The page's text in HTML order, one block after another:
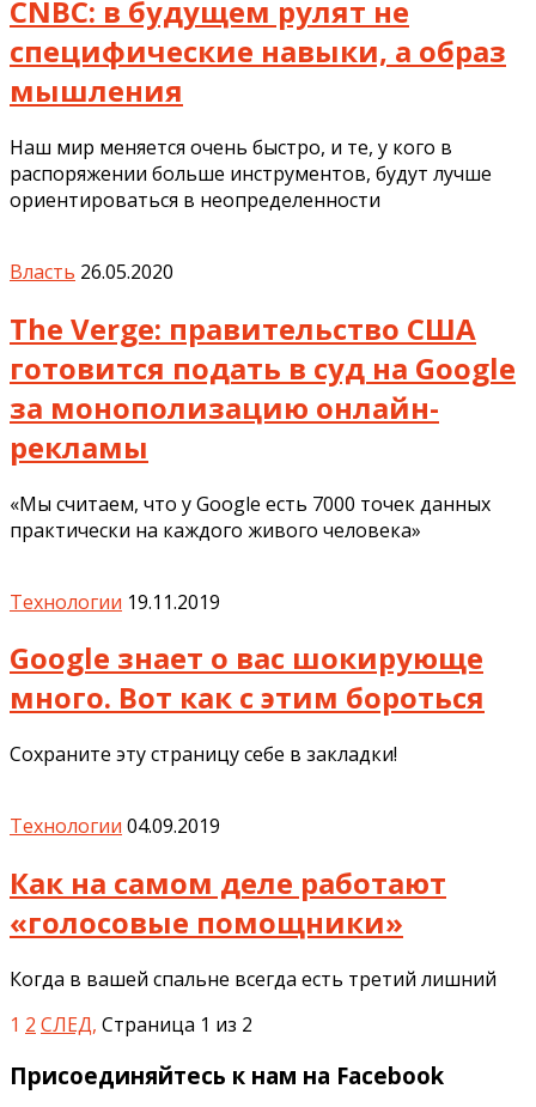
CNBC: в будущем рулят не
специфические навыки, а образ
мышления
Наш мир меняется очень быстро, и те, у кого в
распоряжении больше инструментов, будут лучше
ориентироваться в неопределенности
Власть 26.05.2020
The Verge: правительство США
готовится подать в суд на Google
за монополизацию онлайн-
рекламы
«Мы считаем, что у Google есть 7000 точек данных
практически на каждого живого человека»
Технологии 19.11.2019
Google знает о вас шокирующе
много. Вот как с этим бороться
Сохраните эту страницу себе в закладки!
Технологии 04.09.2019
Как на самом деле работают
«голосовые помощники»
Когда в вашей спальне всегда есть третий лишний
1 2 СЛЕД, Страница 1 из 2
Присоединяйтесь к нам на Facebook